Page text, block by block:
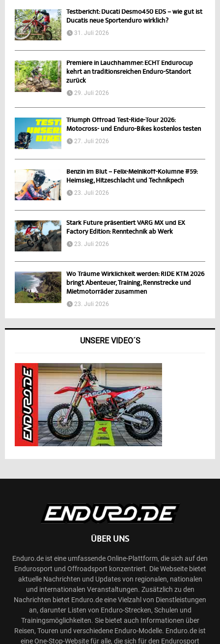
Testbericht: Ducati Desmo450 EDS – wie gut ist
Ducatis neue Sportenduro wirklich?
31. Juli 2026
Premiere in Lauchhammer: ECHT Endurocup
kehrt an traditionsreichen Enduro-Standort
zurück
29. Juli 2026
Triumph Offroad Test-Ride-Tour 2026:
Motocross- und Enduro-Bikes kostenlos testen
27. Juli 2026
Benzin im Blut – Felix-Melnikoff-Kolumne #59:
Heimsieg, Hitzeschlacht und Technikpech
23. Juli 2026
Stark Future präsentiert VARG MX und EX
Factory Edition: Renntechnik ab Werk
23. Juli 2026
Wo Träume Wirklichkeit werden: RIDE KTM 2026
bringt Abenteuer, Training, Rennstrecke und
Mietmotorräder zusammen
23. Juli 2026
UNSERE VIDEO´S
ÜBER UNS
Enduro.de ist eine umfassende Online-Plattform, die sich auf den
Endurosport und Offroadsport konzentriert. Die Webseite bietet
aktuelle Nachrichten und Updates von regionalen, nationalen
und internationalen Veranstaltungen. Zusätzlich zu den
Nachrichten bietet Enduro.de eine Vielzahl von Dienstleistungen
an, darunter Listen von Enduro-Strecken, Schulen und
Trainingsmöglichkeiten. Sie bietet auch Informationen über
Reisen, Touren und verschiedene Enduro-Modelle. Enduro.de ist
eine One-Stop-Website für alle, die sich für den Endurosport